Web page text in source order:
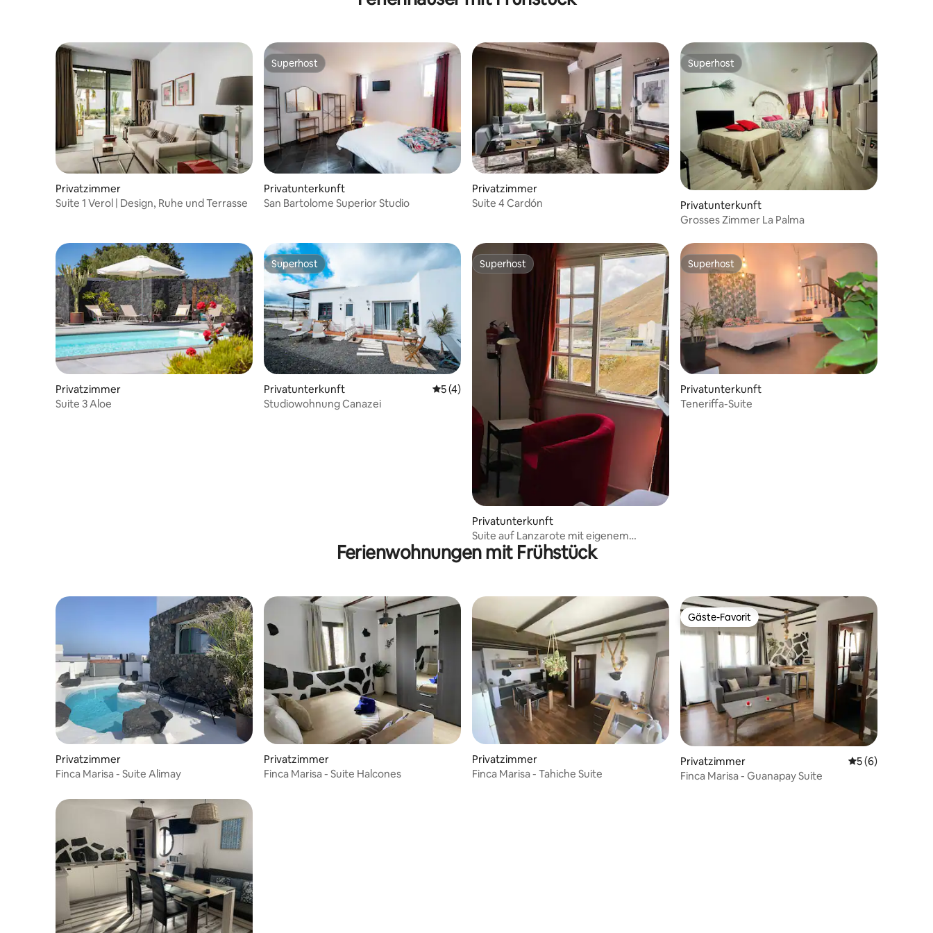
Gemeinschaftsgarten. Die Unterkunft
verfügt über eine Bar vor Ort und bietet
gegen Aufpreis auch einen
Massageservice, einen Tennisplatz und
einen Billardtisch. Autovermietung und
Fahrradverleih sind verfügbar.
Privatzimmer
Suite 1 Verol | Design, Ruhe und Terrasse
Superhost
Superhost
Privatunterkunft
San Bartolome Superior Studio
Privatzimmer
Suite 4 Cardón
Superhost
Superhost
Privatunterkunft
Grosses Zimmer La Palma
Privatzimmer
Suite 3 Aloe
Superhost
Superhost
Privatunterkunft Durchschnittliche Bewertung: 5 von 5, 4 Bewertungen
5 (4)
Studiowohnung Canazei
Superhost
Superhost
Privatunterkunft
Suite auf Lanzarote mit eigenem
Whirlpool
Superhost
Superhost
Privatunterkunft
Teneriffa-Suite
Ferienwohnungen mit Frühstück
Privatzimmer
Finca Marisa - Suite Alimay
Privatzimmer
Finca Marisa - Suite Halcones
Privatzimmer
Finca Marisa - Tahiche Suite
Gäste-Favorit
Gäste-Favorit
Privatzimmer
5 (6)
Finca Marisa - Guanapay Suite